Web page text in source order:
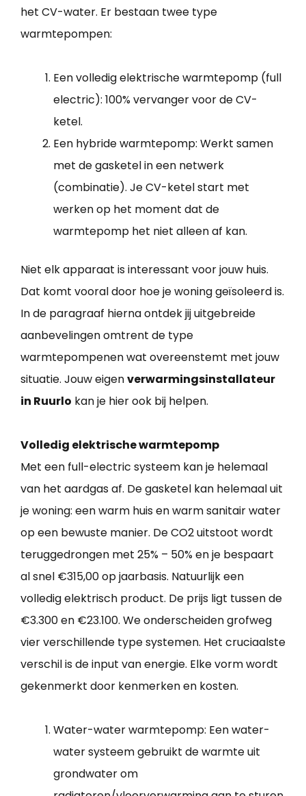
het CV-water. Er bestaan twee type
warmtepompen:
Een volledig elektrische warmtepomp (full
electric): 100% vervanger voor de CV-
ketel.
Een hybride warmtepomp: Werkt samen
met de gasketel in een netwerk
(combinatie). Je CV-ketel start met
werken op het moment dat de
warmtepomp het niet alleen af kan.
Niet elk apparaat is interessant voor jouw huis.
Dat komt vooral door hoe je woning geïsoleerd is.
In de paragraaf hierna ontdek jij uitgebreide
aanbevelingen omtrent de type
warmtepompenen wat overeenstemt met jouw
situatie. Jouw eigenverwarmingsinstallateur
in Ruurlo kan je hier ook bij helpen.
Volledig elektrische warmtepomp
Met een full-electric systeem kan je helemaal
van het aardgas af. De gasketel kan helemaal uit
je woning: een warm huis en warm sanitair water
op een bewuste manier. De CO2 uitstoot wordt
teruggedrongen met 25% – 50% en je bespaart
al snel €315,00 op jaarbasis. Natuurlijk een
volledig elektrisch product. De prijs ligt tussen de
€3.300 en €23.100. We onderscheiden grofweg
vier verschillende type systemen. Het cruciaalste
verschil is de input van energie. Elke vorm wordt
gekenmerkt door kenmerken en kosten.
Water-water warmtepomp: Een water-
water systeem gebruikt de warmte uit
grondwater om